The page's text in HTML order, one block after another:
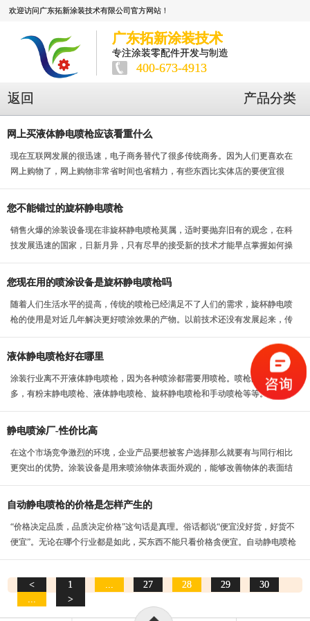
欢迎访问广东拓新涂装技术有限公司官方网站！
广东拓新涂装技术
专注涂装零配件开发与制造
400-673-4913
返回 产品分类
网上买液体静电喷枪应该看重什么
现在互联网发展的很迅速，电子商务替代了很多传统商务。因为人们更喜欢在
网上购物了，网上购物非常省时间也省精力，有些东西比实体店的要便宜很
您不能错过的旋杯静电喷枪
销售火爆的涂装设备现在非旋杯静电喷枪莫属，适时要抛弃旧有的观念，在科
技发展迅速的国家，日新月异，只有尽早的接受新的技术才能早点掌握如何操
您现在用的喷涂设备是旋杯静电喷枪吗
随着人们生活水平的提高，传统的喷枪已经满足不了人们的需求，旋杯静电喷
枪的使用是对近几年解决更好喷涂效果的产物。以前技术还没有发展起来，传
液体静电喷枪好在哪里
涂装行业离不开液体静电喷枪，因为各种喷涂都需要用喷枪。喷枪的种类繁
多，有粉末静电喷枪、液体静电喷枪、旋杯静电喷枪和手动喷枪等等。根据每
静电喷涂厂-性价比高
在这个市场竞争激烈的环境，企业产品要想被客户选择那么就要有与同行相比
更突出的优势。涂装设备是用来喷涂物体表面外观的，能够改善物体的表面结
自动静电喷枪的价格是怎样产生的
“价格决定品质，品质决定价格”这句话是真理。俗话都说“便宜没好货，好货不
便宜”。无论在哪个行业都是如此，买东西不能只看价格贪便宜。自动静电喷枪
< 1 27 28 29
30
>